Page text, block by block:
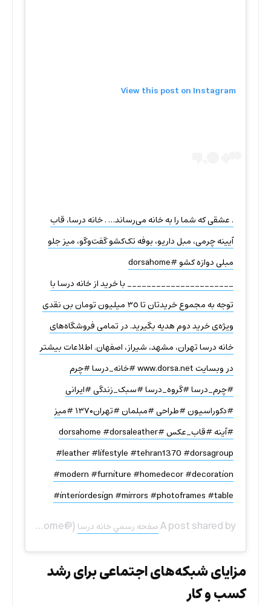
View this post on Instagram
. عشقی که شما را به خانه می‌رساند… . خانه درسا، قاب
آیینه چرمی، مبل داریو، بوفه تک‌کشو گفت‌وگو، میز جلو
مبلی دوازه کشو #dorsahome
______________________ با خرید از خانه درسا با
توجه به مجموع خریدتان تا ٣٥ میلیون تومان بن نقدی
ویژه‌ی خرید دوم هدیه بگیرید. در تمامی فروشگاه‌های
خانه درسا تهران، مشهد، شیراز، اصفهان. اطلاعات بیشتر
در وبسایت www.dorsa.net #خانه_درسا #چرم
#چرم_درسا #گروه_درسا #سبک_زندگی #ایرانی
#دکوراسیون #طراحی #مبلمان #تهران۱۳۷۰ #ميز
#آينه #قاب_عكس #dorsahome #dorsaleather
#leather #lifestyle #tehran1370 #dorsagroup
#modern #furniture #homedecor #decoration
#interiordesign #mirrors #photoframes #table
A post shared byصفحه رسمي خانه درسا (@dorsahome) on
مزایای شبکه‌های اجتماعی برای رشد
کسب و کار